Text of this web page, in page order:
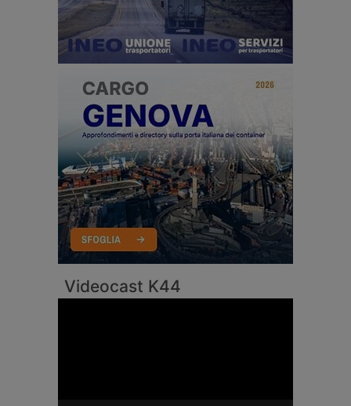
Videocast K44